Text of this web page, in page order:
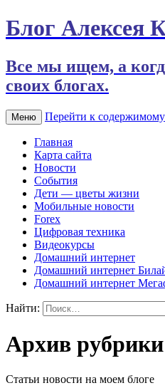
Блог Алексея
Все мы ищем, а
своих блогах.
Меню Перейти к содержимому
Главная
Карта сайта
Новости
События
Дети — цветы жизни
Мобильные новости
Forex
Цифровая техника
Видеокурсы
Домашний интернет
Домашний интернет
Домашний интернет
Найти:
Архив
Статьи новости на моем блоге